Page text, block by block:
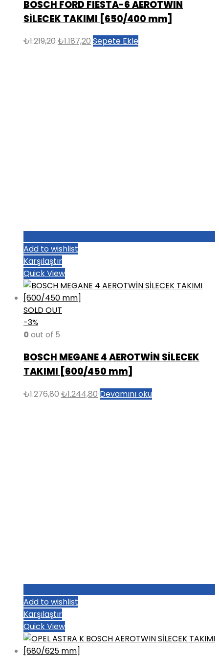
BOSCH FORD FIESTA-6 AEROTWIN
SİLECEK TAKIMI [650/400 mm]
₺1.219,20Orijinal
₺1.187,20 Şu
Sepete Ekle
Add to wishlist
Karşılaştır
Quick View
SOLD OUT
-3%
0 out of 5
BOSCH MEGANE 4 AEROTWİN SİLECEK
TAKIMI [600/450 mm]
₺1.276,80Orijinal
₺1.244,80 Şu
Devamını oku
Add to wishlist
Karşılaştır
Quick View